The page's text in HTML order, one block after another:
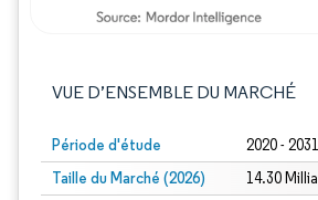
VUE D’ENSEMBLE DU MARCHÉ
Période d'étude 2020 - 2031
Taille du Marché (2026) 14.30